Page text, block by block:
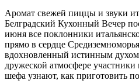
Аромат свежей пиццы и звуки
Белградский Кухонный Вечер
июня все поклонники
прямо в сердце
вдохновленный истинным
дружеской атмосфере
шефа узнают, как приготовить